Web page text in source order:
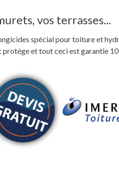
vos terrasses...
spécial pour toiture et
et tout ceci est garantie 10